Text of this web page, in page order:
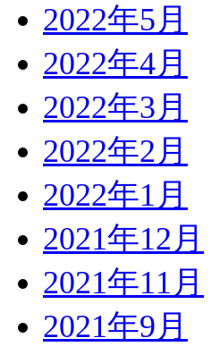
2022年5月
2022年4月
2022年3月
2022年2月
2022年1月
2021年12月
2021年11月
2021年9月